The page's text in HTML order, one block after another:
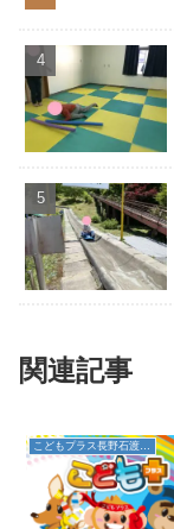
関連記事
こどもプラス長野石渡教室